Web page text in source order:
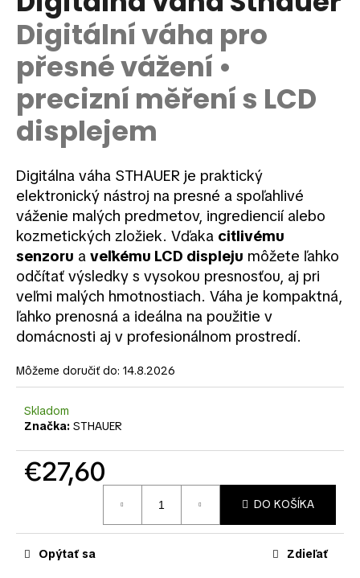
je
hviezdičiek.
Digitální váha pro
přesné vážení •
precizní měření s LCD
displejem
Digitálna váha STHAUER je praktický
elektronický nástroj na presné a spoľahlivé
váženie malých predmetov, ingrediencií alebo
kozmetických zložiek. Vďaka citlivému
senzoru a veľkému LCD displeju môžete ľahko
odčítať výsledky s vysokou presnosťou, aj pri
veľmi malých hmotnostiach. Váha je kompaktná,
ľahko prenosná a ideálna na použitie v
domácnosti aj v profesionálnom prostredí.
Môžeme doručiť do: 14.8.2026
Skladom
Značka: STHAUER
€27,60
DO KOŠÍKA
Opýtať sa Zdieľať
á
j
s
ť
?
HĽADAŤ
O
d
p
o
r
ú
č
a
e